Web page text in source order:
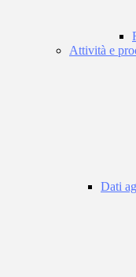
Attività e
Dati